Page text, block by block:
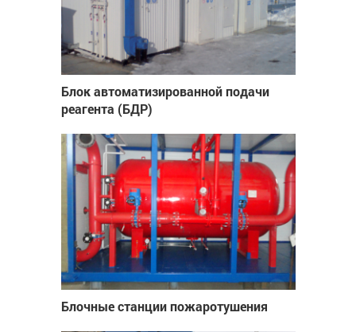
Блок автоматизированной подачи
реагента (БДР)
Блочные станции пожаротушения